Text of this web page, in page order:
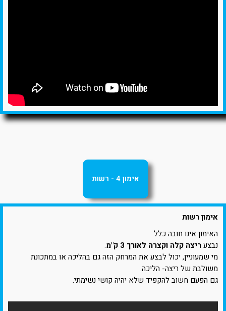
אימון 4 - רשות
אימון רשות
האימון אינו חובה כלל.
נבצעריצה קלה וקצרה לאורך 3 ק"מ
.
מי שמעוניין, יכול לבצע את המרחק הזה גם בהליכה או במתכונת
משולבת של ריצה- הליכה.
גם הפעם חשוב להקפיד שלא יהיה קושי נשימתי.